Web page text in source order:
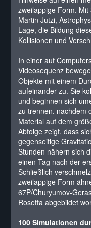
zweilappige Form.
Martin Jutzi,
Lage, die Bildung
Kollisionen und
In einer auf
Videosequenz
Objekte mit einem
aufeinander zu. Sie
und beginnen sich
zu trennen, nachdem
Material auf dem
Abfolge zeigt, dass
gegenseitige
Stunden nähern sich
einen Tag nach der
Schließlich
zweilappige Form
67P/Churyumov-
Rosetta abgebildet
100 Simulationen